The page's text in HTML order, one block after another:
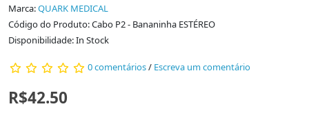
Marca:QUARK MEDICAL
Código do Produto: Cabo P2 - Bananinha ESTÉREO
Disponibilidade: In Stock
0 comentários/ Escreva um comentário
R$42.50